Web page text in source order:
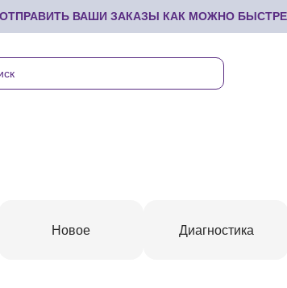
ВАШИ ЗАКАЗЫ КАК МОЖНО
Новое Диагностика